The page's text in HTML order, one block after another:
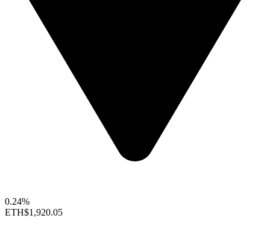
0.24%
ETH$1,920.05